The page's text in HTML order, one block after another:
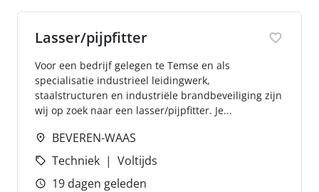
Lasser/pijpfitter
Voor een bedrijf gelegen te Temse en als
specialisatie industrieel leidingwerk,
staalstructuren en industriële brandbeveiliging zijn
wij op zoek naar een lasser/pijpfitter. Je...
BEVEREN-WAAS
Techniek
Voltijds
19 dagen geleden